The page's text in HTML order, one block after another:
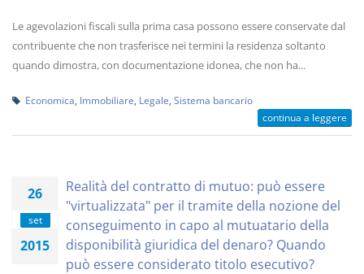
Le agevolazioni fiscali sulla prima casa possono essere conservate dal
contribuente che non trasferisce nei termini la residenza soltanto
quando dimostra, con documentazione idonea, che non ha...
Economica Immobiliare Legale Sistema bancario
continua a leggere
26
set
2015
Realità del contratto di mutuo: può essere
"virtualizzata" per il tramite della nozione del
conseguimento in capo al mutuatario della
disponibilità giuridica del denaro? Quando
può essere considerato titolo esecutivo?